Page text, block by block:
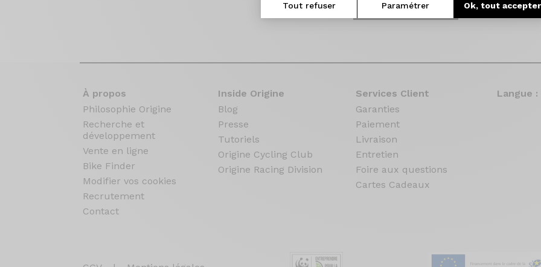
Tout refuser Paramétrer Ok, tout accepter
Configurez le votre
À propos
Philosophie Origine
Recherche et
développement
Vente en ligne
Bike Finder
Modifier vos cookies
Recrutement
Contact
Inside Origine
Blog
Presse
Tutoriels
Origine Cycling Club
Origine Racing Division
Services Client
Garanties
Paiement
Livraison
Entretien
Foire aux questions
Cartes Cadeaux
Langue :